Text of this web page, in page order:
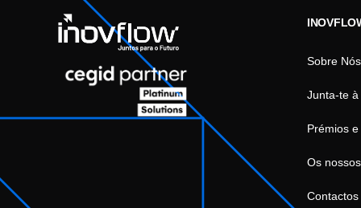
Sobre Nós
Junta-te
Prémios
Os
Contactos